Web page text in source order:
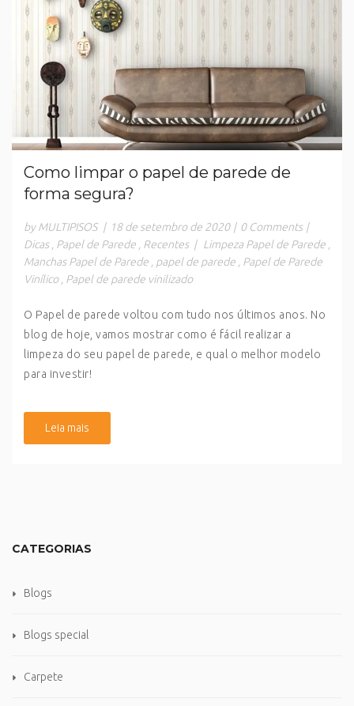
Como limpar o papel de parede de
forma segura?
by MULTIPISOS | 18 de setembro de 2020 | 0 Comments |
Dicas
Papel de Parede Recentes | Limpeza Papel de Parede
Manchas Papel de Parede
papel de parede
Papel de Parede
Vinílico
Papel de parede vinilizado
O Papel de parede voltou com tudo nos últimos anos. No
blog de hoje, vamos mostrar como é fácil realizar a
limpeza do seu papel de parede, e qual o melhor modelo
para investir!
Leia mais
CATEGORIAS
Blogs
Blogs special
Carpete